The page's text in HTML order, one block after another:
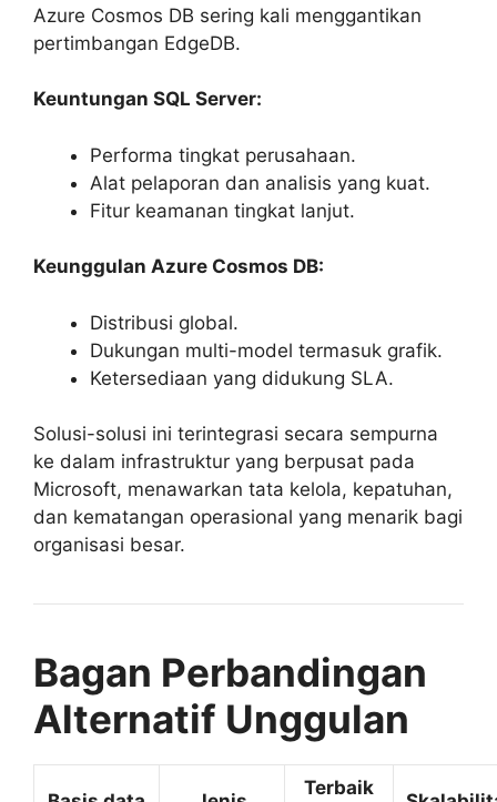
Azure Cosmos DB sering kali menggantikan
pertimbangan EdgeDB.
Keuntungan SQL Server:
Performa tingkat perusahaan.
Alat pelaporan dan analisis yang kuat.
Fitur keamanan tingkat lanjut.
Keunggulan Azure Cosmos DB:
Distribusi global.
Dukungan multi-model termasuk grafik.
Ketersediaan yang didukung SLA.
Solusi-solusi ini terintegrasi secara sempurna
ke dalam infrastruktur yang berpusat pada
Microsoft, menawarkan tata kelola, kepatuhan,
dan kematangan operasional yang menarik bagi
organisasi besar.
Bagan Perbandingan
Alternatif Unggulan
Terbaik